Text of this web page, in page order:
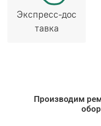
Экспресс-дос
тавка
Производим